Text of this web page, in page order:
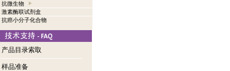
抗微生物
激素酶联试剂盒
抗癌小分子化合物
产品目录索取
样品准备